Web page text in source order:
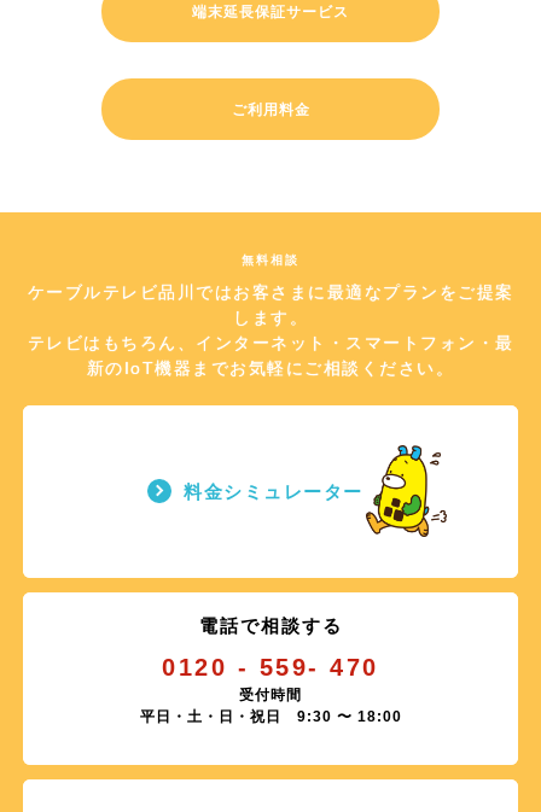
端末延長保証サービス
ご利用料金
無料相談
ケーブルテレビ品川ではお客さまに最適なプランをご提案
します。
テレビはもちろん、インターネット・スマートフォン・最
新のIoT機器までお気軽にご相談ください。
料金シミュレーター
電話で相談する
0120 - 559- 470
受付時間
平日・土・日・祝日 9:30 〜 18:00